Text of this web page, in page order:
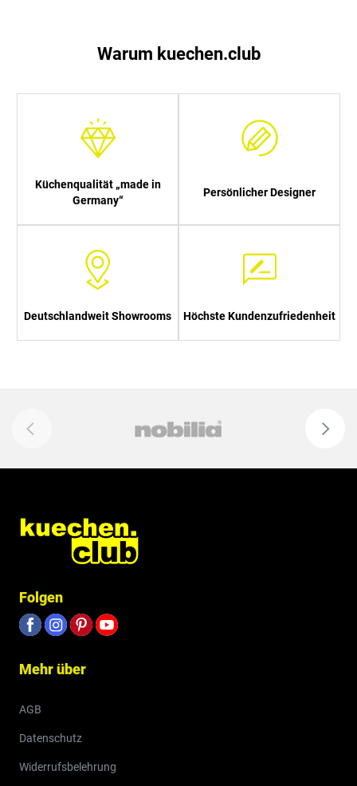
Warum kuechen.club
Küchenqualität „made in
Germany“
Persönlicher Designer
Deutschlandweit Showrooms Höchste Kundenzufriedenheit
Mehr über
AGB
Datenschutz
Widerrufsbelehrung
Folgen